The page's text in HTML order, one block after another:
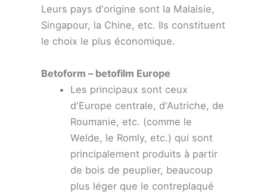
Leurs pays d'origine sont la Malaisie,
Singapour, la Chine, etc. Ils constituent
le choix le plus économique.
Betoform – betofilm Europe
Les principaux sont ceux
d'Europe centrale, d'Autriche, de
Roumanie, etc. (comme le
Welde, le Romly, etc.) qui sont
principalement produits à partir
de bois de peuplier, beaucoup
plus léger que le contreplaqué